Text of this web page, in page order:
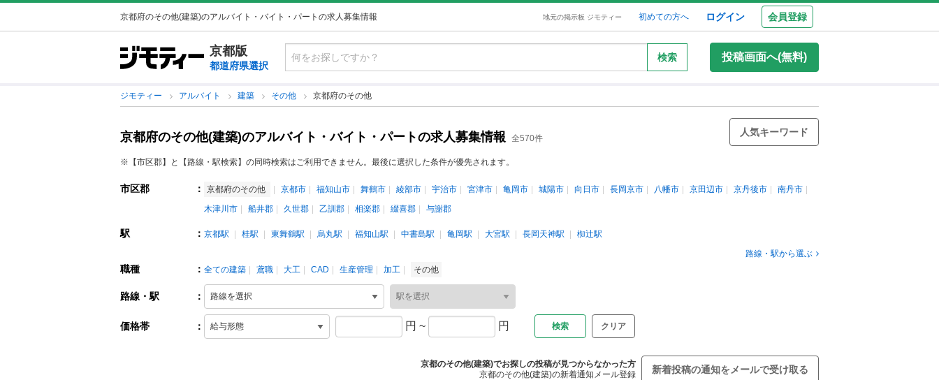
京都府のその他(建築)のアルバイト・バイト・パートの求人募集情報 地元の掲示板 ジモティー 初めての方へ ログイン 会員登録
京都版
都道府県選択
検索 投稿画面へ(無料)
ジモティー アルバイト 建築 その他 京都府のその他
京都府のその他(建築)のアルバイト・バイト・パートの求人募集情報 全570件
人気キーワード
※【市区郡】と【路線・駅検索】の同時検索はご利用できません。最後に選択した条件が優先されます。
市区郡 ： 京都府のその他 京都市 福知山市 舞鶴市 綾部市 宇治市 宮津市 亀岡市 城陽市 向日市 長岡京市 八幡市 京田辺市 京丹後市
南丹市
木津川市
船井郡 久世郡 乙訓郡 相楽郡 綴喜郡 与謝郡
駅 ： 京都駅 桂駅 東舞鶴駅 烏丸駅 福知山駅 中書島駅 亀岡駅 大宮駅 長岡天神駅
椥辻駅
路線・駅から選ぶ
職種 ： 全ての建築 鳶職 大工 CAD 生産管理 加工 その他
路線・駅 ：
価格帯 ： 円 ~ 円 クリア
京都のその他(建築)でお探しの投稿が見つからなかった方
京都のその他(建築)の新着通知メール登録
新着投稿の通知をメールで受け取る